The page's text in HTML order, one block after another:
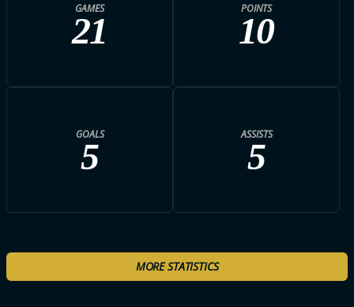
GAMES
21
POINTS
10
GOALS
5
ASSISTS
5
MORE STATISTICS